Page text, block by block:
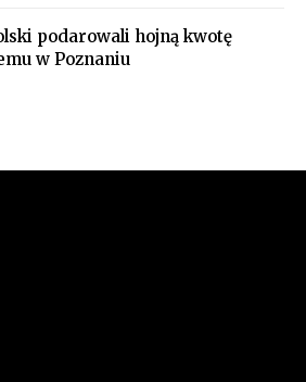
podarowali hojną kwotę
w Poznaniu